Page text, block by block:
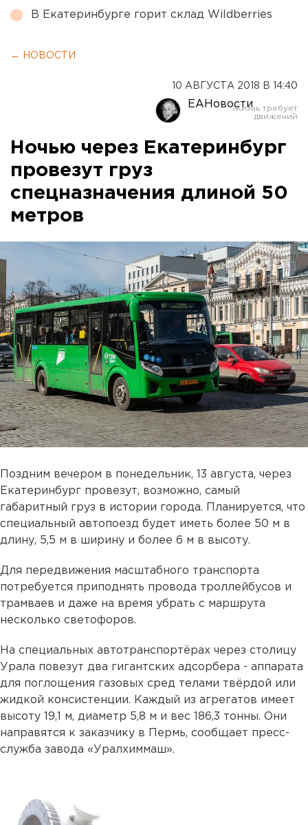
В Екатеринбурге горит склад Wildberries
← НОВОСТИ
10 АВГУСТА 2018 В 14:40
ЕАНовости
Ночью через Екатеринбург
провезут груз
спецназначения длиной 50
метров
Поздним вечером в понедельник, 13 августа, через
Екатеринбург провезут, возможно, самый
габаритный груз в истории города. Планируется, что
специальный автопоезд будет иметь более 50 м в
длину, 5,5 м в ширину и более 6 м в высоту.
Для передвижения масштабного транспорта
потребуется приподнять провода троллейбусов и
трамваев и даже на время убрать с маршрута
несколько светофоров.
На специальных автотранспортёрах через столицу
Урала повезут два гигантских адсорбера - аппарата
для поглощения газовых сред телами твёрдой или
жидкой консистенции. Каждый из агрегатов имеет
высоту 19,1 м, диаметр 5,8 м и вес 186,3 тонны. Они
направятся к заказчику в Пермь, сообщает пресс-
служба завода «Уралхиммаш».